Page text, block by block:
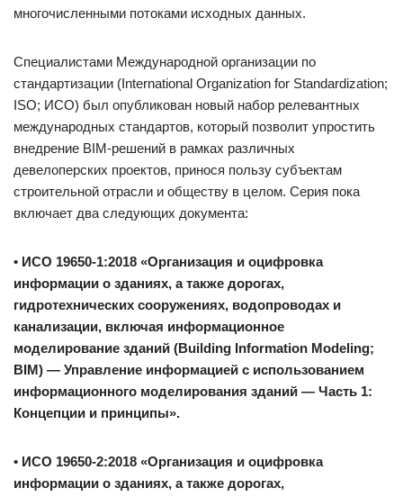
многочисленными потоками исходных данных.
Специалистами Международной организации по
стандартизации (International Organization for Standardization;
ISO; ИСО) был опубликован новый набор релевантных
международных стандартов, который позволит упростить
внедрение BIM-решений в рамках различных
девелоперских проектов, принося пользу субъектам
строительной отрасли и обществу в целом. Серия пока
включает два следующих документа:
• ИСО 19650-1:2018 «Организация и оцифровка
информации о зданиях, а также дорогах,
гидротехнических сооружениях, водопроводах и
канализации, включая информационное
моделирование зданий (Building Information Modeling;
BIM) — Управление информацией с использованием
информационного моделирования зданий — Часть 1:
Концепции и принципы».
• ИСО 19650-2:2018 «Организация и оцифровка
информации о зданиях, а также дорогах,